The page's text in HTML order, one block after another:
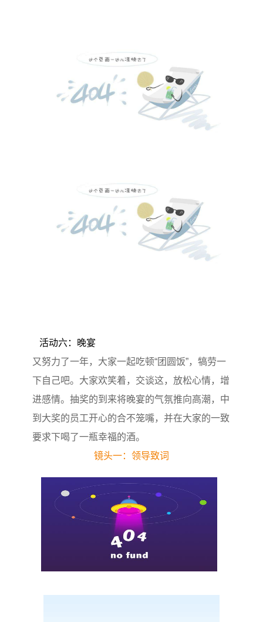
活动六：晚宴
又努力了一年，大家一起吃顿“团圆饭”，犒劳一
下自己吧。大家欢笑着，交谈这，放松心情，增
进感情。抽奖的到来将晚宴的气氛推向高潮，中
到大奖的员工开心的合不笼嘴，并在大家的一致
要求下喝了一瓶幸福的酒。
镜头一：领导致词